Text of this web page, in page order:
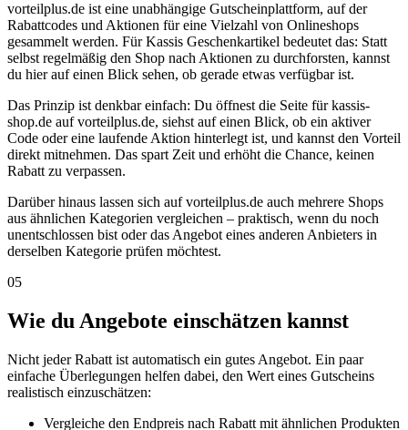
vorteilplus.de ist eine unabhängige Gutscheinplattform, auf der
Rabattcodes und Aktionen für eine Vielzahl von Onlineshops
gesammelt werden. Für Kassis Geschenkartikel bedeutet das: Statt
selbst regelmäßig den Shop nach Aktionen zu durchforsten, kannst
du hier auf einen Blick sehen, ob gerade etwas verfügbar ist.
Das Prinzip ist denkbar einfach: Du öffnest die Seite für kassis-
shop.de auf vorteilplus.de, siehst auf einen Blick, ob ein aktiver
Code oder eine laufende Aktion hinterlegt ist, und kannst den Vorteil
direkt mitnehmen. Das spart Zeit und erhöht die Chance, keinen
Rabatt zu verpassen.
Darüber hinaus lassen sich auf vorteilplus.de auch mehrere Shops
aus ähnlichen Kategorien vergleichen – praktisch, wenn du noch
unentschlossen bist oder das Angebot eines anderen Anbieters in
derselben Kategorie prüfen möchtest.
05
Wie du Angebote einschätzen kannst
Nicht jeder Rabatt ist automatisch ein gutes Angebot. Ein paar
einfache Überlegungen helfen dabei, den Wert eines Gutscheins
realistisch einzuschätzen:
Vergleiche den Endpreis nach Rabatt mit ähnlichen Produkten